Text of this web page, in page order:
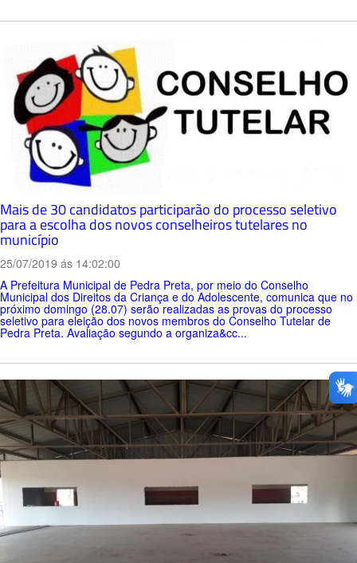
Mais de 30 candidatos participarão do processo seletivo
para a escolha dos novos conselheiros tutelares no
município
25/07/2019 ás 14:02:00
A Prefeitura Municipal de Pedra Preta, por meio do Conselho
Municipal dos Direitos da Criança e do Adolescente, comunica que no
próximo domingo (28.07) serão realizadas as provas do processo
seletivo para eleição dos novos membros do Conselho Tutelar de
Pedra Preta. Avaliação segundo a organiza&cc...